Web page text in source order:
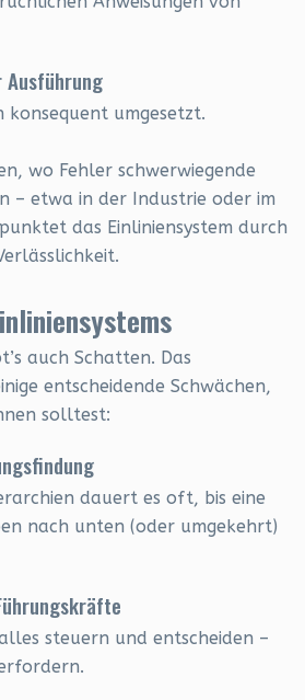
konsequent umgesetzt.
wo Fehler schwerwiegende
– etwa in der Industrie oder im
das Einliniensystem durch
auch Schatten. Das
entscheidende Schwächen,
solltest:
dauert es oft, bis eine
nach unten (oder umgekehrt)
steuern und entscheiden –